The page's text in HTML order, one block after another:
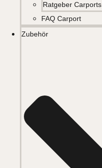
Ratgeber Carports
FAQ Carport
Zubehör